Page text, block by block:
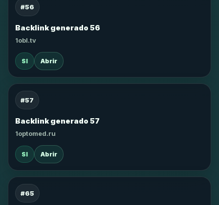
#56
Backlink generado 56
1obl.tv
SI Abrir
#57
Backlink generado 57
1optomed.ru
SI Abrir
#65